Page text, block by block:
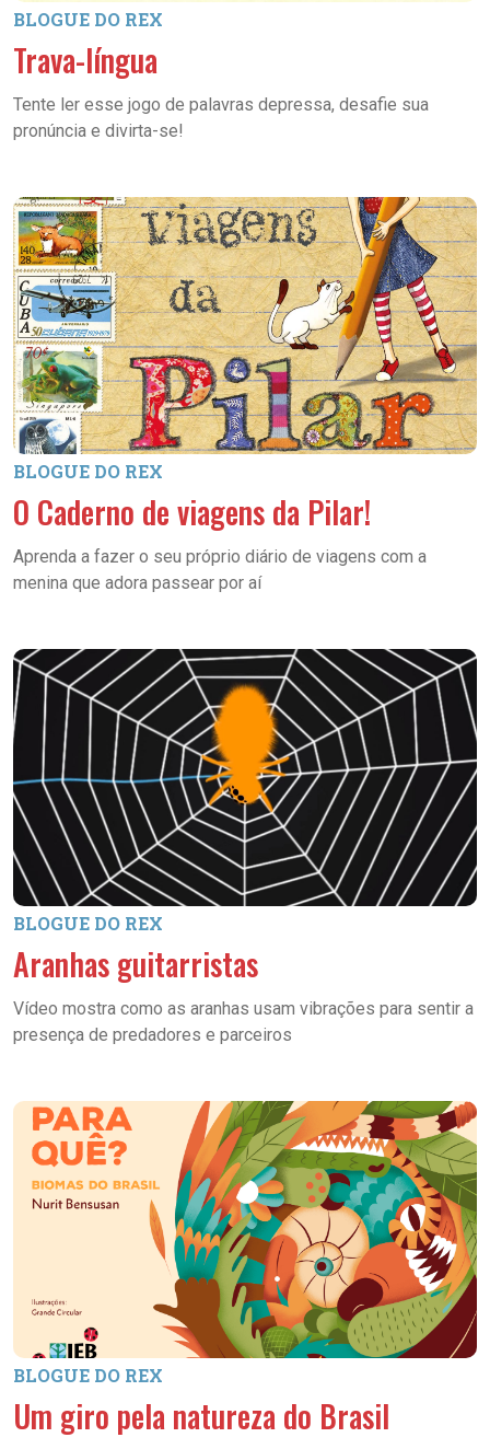
BLOGUE DO REX
Trava-língua
Tente ler esse jogo de palavras depressa, desafie sua
pronúncia e divirta-se!
BLOGUE DO REX
O Caderno de viagens da Pilar!
Aprenda a fazer o seu próprio diário de viagens com a
menina que adora passear por aí
BLOGUE DO REX
Aranhas guitarristas
Vídeo mostra como as aranhas usam vibrações para sentir a
presença de predadores e parceiros
BLOGUE DO REX
Um giro pela natureza do Brasil